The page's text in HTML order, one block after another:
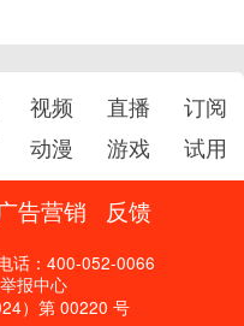
视频 直播
订阅
动漫 游戏 试用
告营销 反馈
话：400-052-0066
报中心
）第 00220 号